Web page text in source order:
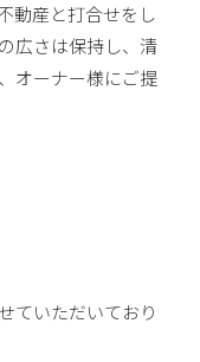
動産と打合せをし
広さは保持し、清
オーナー様にご提
ていただいており